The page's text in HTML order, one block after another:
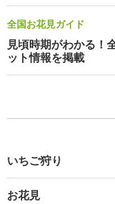
全国お花見ガイド
見頃時期がわかる！
ット情報を掲載
いちご狩り
お花見